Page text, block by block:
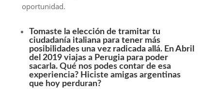
oportunidad.
Tomaste la elección de tramitar tu
ciudadanía italiana para tener más
posibilidades una vez radicada allá. En Abril
del 2019 viajas a Perugia para poder
sacarla. Qué nos podes contar de esa
experiencia? Hiciste amigas argentinas
que hoy perduran?